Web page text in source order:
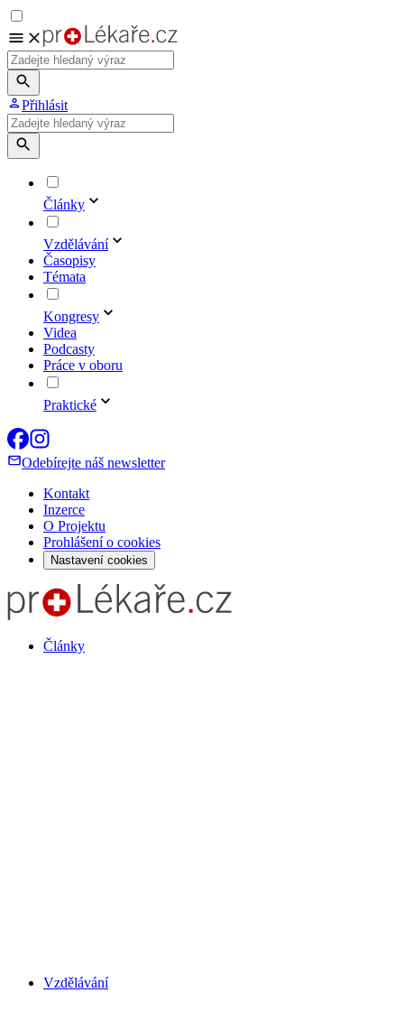
Přihlásit
Články
Vzdělávání
Časopisy
Témata
Kongresy
Videa
Podcasty
Práce v oboru
Praktické
Odebírejte náš newsletter
Kontakt
Inzerce
O Projektu
Prohlášení o cookies
Nastavení cookies
Články
Vzdělávání